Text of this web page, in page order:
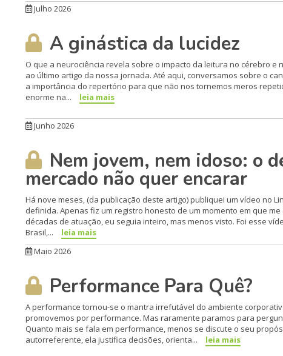
Julho 2026
A ginástica da lucidez
O que a neurociência revela sobre o impacto da leitura no cérebro
ao último artigo da nossa jornada. Até aqui, conversamos sobre o
a importância do repertório para que não nos tornemos meros
enorme na...
leia mais
Junho 2026
Nem jovem, nem idoso: o
mercado não quer encarar
Há nove meses, (da publicação deste artigo) publiquei um vídeo no
definida. Apenas fiz um registro honesto de um momento em que
décadas de atuação, eu seguia inteiro, mas menos visto. Foi esse
Brasil,...
leia mais
Maio 2026
Performance Para Quê?
A performance tornou-se o mantra irrefutável do ambiente
promovemos por performance. Mas raramente paramos para
Quanto mais se fala em performance, menos se discute o seu
autorreferente, ela justifica decisões, orienta...
leia mais